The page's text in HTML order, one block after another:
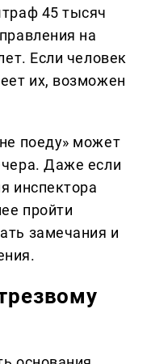
45 тысяч
на
Если человек
их, возможен
поеду» может
Даже если
инспектора
пройти
замечания и